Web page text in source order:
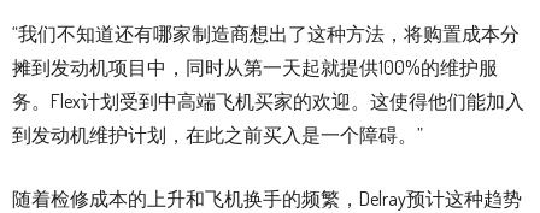
“我们不知道还有哪家制造商想出了这种方法，将购置成本分
摊到发动机项目中，同时从第一天起就提供100%的维护服
务。Flex计划受到中高端飞机买家的欢迎。这使得他们能加入
到发动机维护计划，在此之前买入是一个障碍。”
随着检修成本的上升和飞机换手的频繁，Delray预计这种趋势